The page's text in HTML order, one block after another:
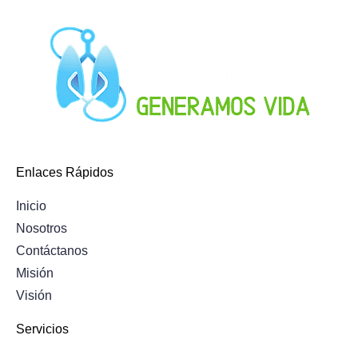
Enlaces Rápidos
Inicio
Nosotros
Contáctanos
Misión
Visión
Servicios